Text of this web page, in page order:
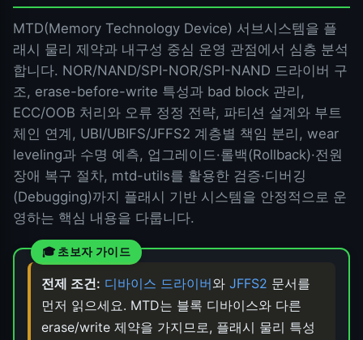
MTD(Memory Technology Device) 서브시스템을 플
래시 물리 제약과 내구성 중심 운영 관점에서 심층 분석
합니다. NOR/NAND/SPI-NOR/SPI-NAND 드라이버 구
조, erase-before-write 특성과 bad block 관리,
ECC/OOB 처리와 오류 정정 전략, 파티션 설계와 부트
체인 연계, UBI/UBIFS/JFFS2 계층별 책임 분리, wear
leveling과 수명 예측, 업그레이드·롤백(Rollback)·전원
장애 복구 절차, mtd-utils를 활용한 검증·디버깅
(Debugging)까지 플래시 기반 시스템을 안정적으로 운
영하는 핵심 내용을 다룹니다.
전제 조건: 디바이스 드라이버와 JFFS2 문서를
먼저 읽으세요. MTD는 블록 디바이스와 다른
erase/write 제약을 가지므로, 플래시 물리 특성